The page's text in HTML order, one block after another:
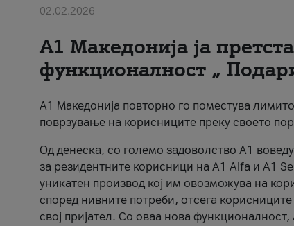
02.02.2026
А1 Македонија ја
функционалност „
А1 Македонија повторно го поместува
поврзување на корисниците преку своето
Од денеска, со големо задоволство А1
за резидентните корисници на А1 Alfa и A1
уникатен производ кој им овозможува на
според нивните потреби, отсега
свој пријател. Со оваа нова